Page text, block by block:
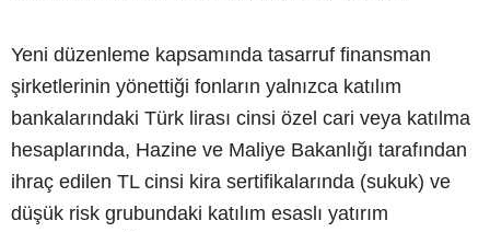
Yeni düzenleme kapsamında tasarruf finansman
şirketlerinin yönettiği fonların yalnızca katılım
bankalarındaki Türk lirası cinsi özel cari veya katılma
hesaplarında, Hazine ve Maliye Bakanlığı tarafından
ihraç edilen TL cinsi kira sertifikalarında (sukuk) ve
düşük risk grubundaki katılım esaslı yatırım